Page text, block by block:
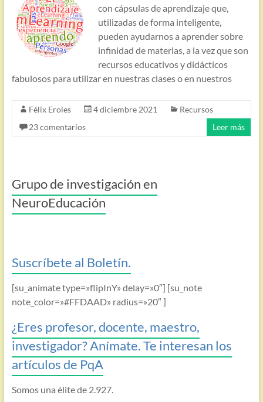
con cápsulas de aprendizaje que,
utilizadas de forma inteligente,
pueden ayudarnos a aprender sobre
infinidad de materias, a la vez que son
recursos educativos y didácticos
fabulosos para utilizar en nuestras clases o en nuestros
Félix Eroles 4 diciembre 2021
Recursos
23 comentarios
Leer más
Grupo de investigación en
NeuroEducación
Suscríbete al Boletín.
[su_animate type=»flipInY» delay=»0″] [su_note
note_color=»#FFDAAD» radius=»20″ ]
¿Eres profesor, docente, maestro,
investigador? Anímate. Te interesan los
artículos de PqA
Somos una élite de 2.927.